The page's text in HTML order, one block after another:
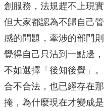
創服務，法規趕不上現
但大家都認為不歸自己
感的問題，牽涉的部門
覺得自己只沾到一點邊
不如選擇「後知後覺」
合不合法，也已經存在
掩，為什麼現在才變成